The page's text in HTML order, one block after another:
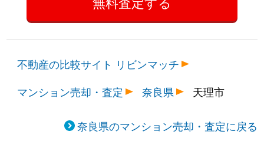
不動産の比較サイト リビンマッチ
マンション売却・査定
奈良県 天理市
奈良県のマンション売却・査定に戻る